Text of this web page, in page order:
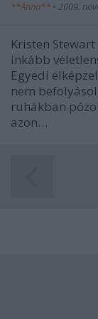
**Anna** • 2009.
Kristen
inkább
Egyedi
nem
ruhákban
azon…